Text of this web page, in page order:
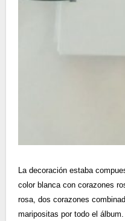
La decoración estaba
color blanca con corazones
rosa, dos corazones
maripositas por todo el álbum.